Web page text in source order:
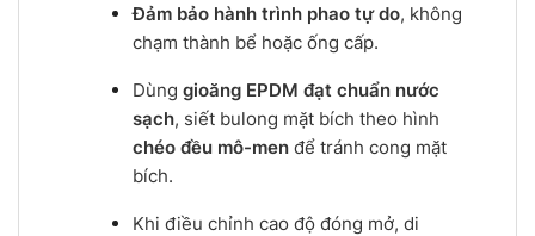
Đảm bảo hành trình phao tự do, không
chạm thành bể hoặc ống cấp.
Dùng gioăng EPDM đạt chuẩn nước
sạch, siết bulong mặt bích theo hình
chéo đều mô-menđể tránh cong mặt
bích.
Khi điều chỉnh cao độ đóng mở, di